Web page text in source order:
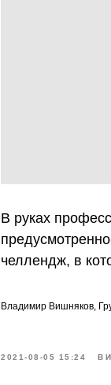
В руках
челлендж, в
Владимир Вишняков,
2021-08-05 15:24